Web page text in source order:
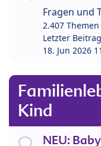
Fragen und
2.407
Letzter
18. Jun 2026
Kind
NEU: